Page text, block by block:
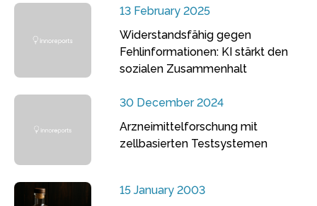
13 February 2025
Widerstandsfähig gegen
Fehlinformationen: KI stärkt den
sozialen Zusammenhalt
30 December 2024
Arzneimittelforschung mit
zellbasierten Testsystemen
15 January 2003